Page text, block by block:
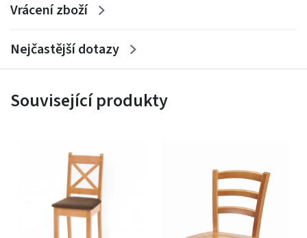
Vrácení zboží
Nejčastější dotazy
Související produkty